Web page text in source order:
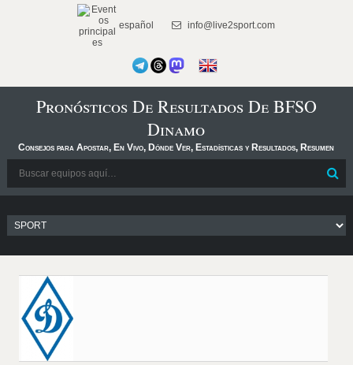
español info@live2sport.com
Pronósticos De Resultados De BFSO
Dinamo
Consejos para Apostar, En Vivo, Dónde Ver, Estadísticas y Resultados, Resumen